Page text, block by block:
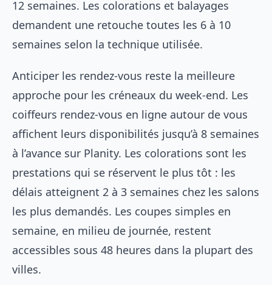
12 semaines. Les colorations et balayages
demandent une retouche toutes les 6 à 10
semaines selon la technique utilisée.
Anticiper les rendez-vous reste la meilleure
approche pour les créneaux du week-end. Les
coiffeurs rendez-vous en ligne autour de vous
affichent leurs disponibilités jusqu’à 8 semaines
à l’avance sur Planity. Les colorations sont les
prestations qui se réservent le plus tôt : les
délais atteignent 2 à 3 semaines chez les salons
les plus demandés. Les coupes simples en
semaine, en milieu de journée, restent
accessibles sous 48 heures dans la plupart des
villes.